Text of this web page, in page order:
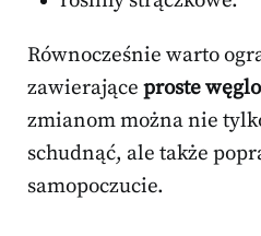
Równocześnie warto
zawierające proste
zmianom można nie
schudnąć, ale także
samopoczucie.